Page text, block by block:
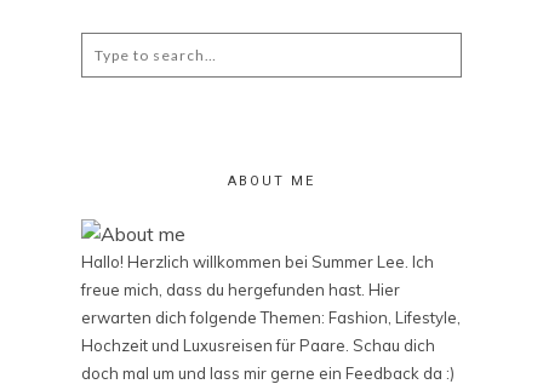
for:
ABOUT ME
Hallo! Herzlich willkommen bei Summer Lee. Ich
freue mich, dass du hergefunden hast. Hier
erwarten dich folgende Themen: Fashion, Lifestyle,
Hochzeit und Luxusreisen für Paare. Schau dich
doch mal um und lass mir gerne ein Feedback da :)